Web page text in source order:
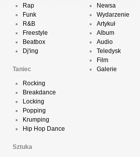
Rap
Funk
R&B
Freestyle
Beatbox
Dj'ing
Taniec
Rocking
Breakdance
Locking
Popping
Krumping
Hip Hop Dance
Sztuka
Newsa
Wydarzenie
Artykuł
Album
Audio
Teledysk
Film
Galerie